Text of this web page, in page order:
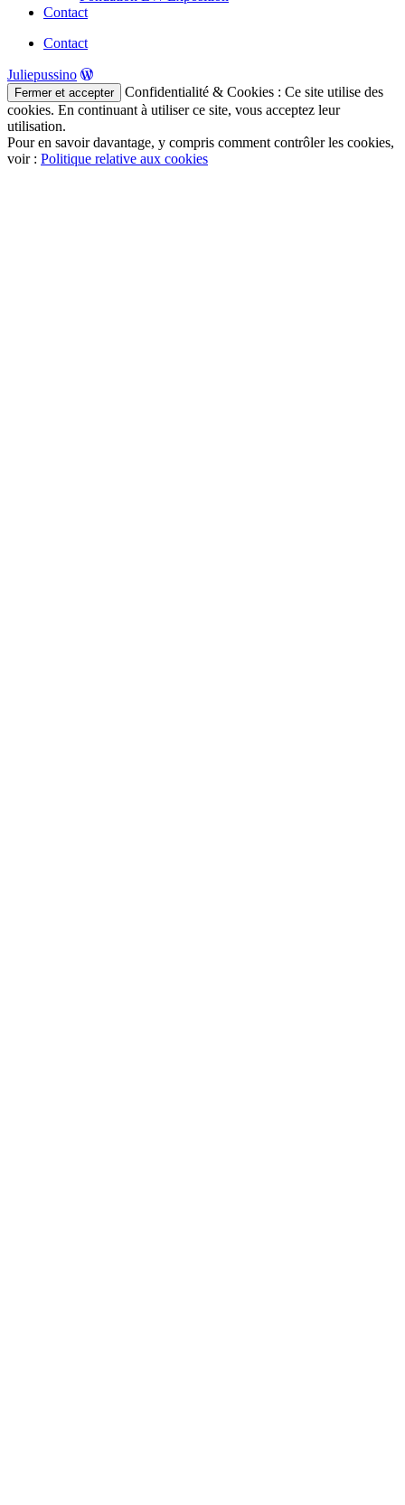
Contact
Contact
Juliepussino
Confidentialité & Cookies : Ce site utilise des
cookies. En continuant à utiliser ce site, vous acceptez leur
utilisation.
Pour en savoir davantage, y compris comment contrôler les cookies,
voir : Politique relative aux cookies